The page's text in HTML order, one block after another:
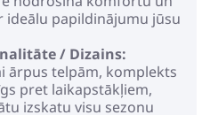
ideālu papildinājumu jūsu
/ Dizains:
ārpus telpām, komplekts
pret laikapstākļiem,
izskatu visu sezonu